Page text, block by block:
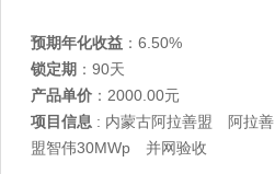
预期年化收益 ：6.50%
锁定期 ：90天
产品单价 ：2000.00元
项目信息 : 内蒙古阿拉善盟 阿拉善
盟智伟30MWp 并网验收